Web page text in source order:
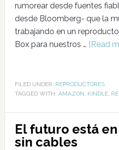
rumorear desde fuentes
desde Bloomberg- que la
trabajando en un
Box para nuestros … [Read
FILED UNDER: REPRODUCTORES
TAGGED WITH: AMAZON, KINDLE,
El futuro está
sin cables